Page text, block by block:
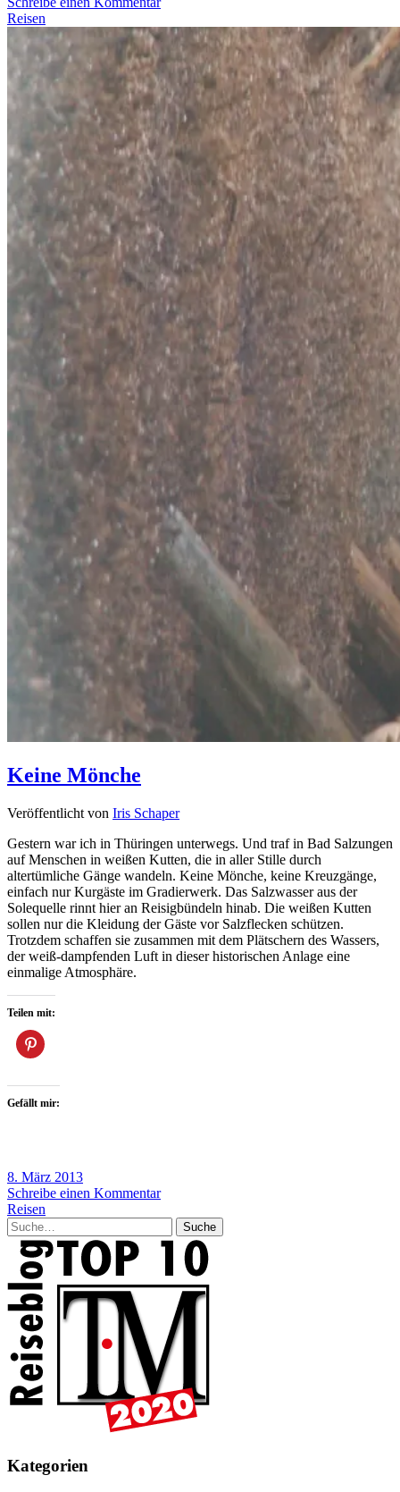
Reisen
Keine Mönche
Veröffentlicht von Iris Schaper
Gestern war ich in Thüringen unterwegs. Und traf in Bad Salzungen
auf Menschen in weißen Kutten, die in aller Stille durch
altertümliche Gänge wandeln. Keine Mönche, keine Kreuzgänge,
einfach nur Kurgäste im Gradierwerk. Das Salzwasser aus der
Solequelle rinnt hier an Reisigbündeln hinab. Die weißen Kutten
sollen nur die Kleidung der Gäste vor Salzflecken schützen.
Trotzdem schaffen sie zusammen mit dem Plätschern des Wassers,
der weiß-dampfenden Luft in dieser historischen Anlage eine
einmalige Atmosphäre.
Teilen mit:
Gefällt mir:
8. März 2013
Schreibe einen Kommentar
Reisen
Suche
Kategorien